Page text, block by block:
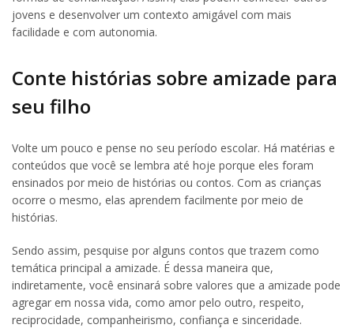
jovens e desenvolver um contexto amigável com mais
facilidade e com autonomia.
Conte histórias sobre amizade para
seu filho
Volte um pouco e pense no seu período escolar. Há matérias e
conteúdos que você se lembra até hoje porque eles foram
ensinados por meio de histórias ou contos. Com as crianças
ocorre o mesmo, elas aprendem facilmente por meio de
histórias.
Sendo assim, pesquise por alguns contos que trazem como
temática principal a amizade. É dessa maneira que,
indiretamente, você ensinará sobre valores que a amizade pode
agregar em nossa vida, como amor pelo outro, respeito,
reciprocidade, companheirismo, confiança e sinceridade.